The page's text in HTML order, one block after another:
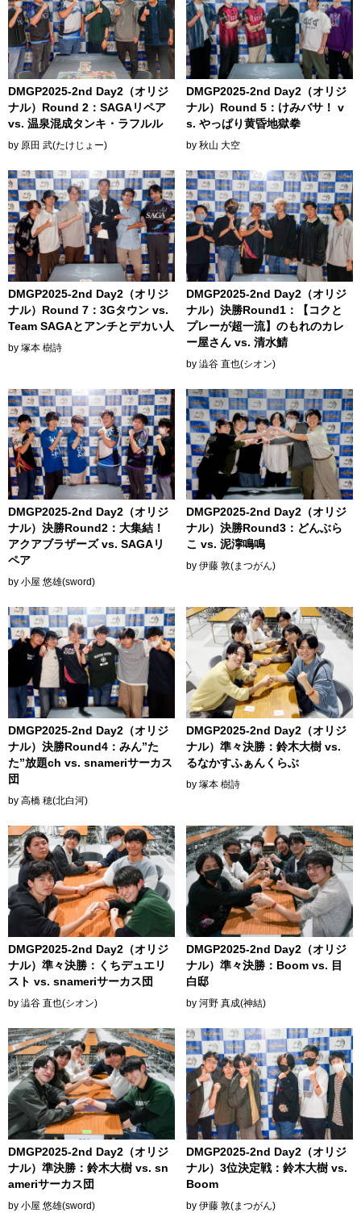
DMGP2025-2nd Day2（オリジ
ナル）Round 2：SAGAリペア
vs. 温泉混成タンキ・ラフルル
by 原田 武(たけじょー)
DMGP2025-2nd Day2（オリジ
ナル）Round 5：けみバサ！ v
s. やっぱり黄昏地獄拳
by 秋山 大空
DMGP2025-2nd Day2（オリジ
ナル）Round 7：3Gタウン vs.
Team SAGAとアンチとデカい人
by 塚本 樹詩
DMGP2025-2nd Day2（オリジ
ナル）決勝Round1：【コクと
プレーが超一流】のもれのカレ
ー屋さん vs. 清水鯖
by 澁谷 直也(シオン)
DMGP2025-2nd Day2（オリジ
ナル）決勝Round2：大集結！
アクアブラザーズ vs. SAGAリ
ペア
by 小屋 悠雄(sword)
DMGP2025-2nd Day2（オリジ
ナル）決勝Round3：どんぶら
こ vs. 泥濘鳴鳴
by 伊藤 敦(まつがん)
DMGP2025-2nd Day2（オリジ
ナル）決勝Round4：みん”た
た”放題ch vs. snameriサーカス
団
by 高橋 穂(北白河)
DMGP2025-2nd Day2（オリジ
ナル）準々決勝：鈴木大樹 vs.
るなかすふぁんくらぶ
by 塚本 樹詩
DMGP2025-2nd Day2（オリジ
ナル）準々決勝：くちデュエリ
スト vs. snameriサーカス団
by 澁谷 直也(シオン)
DMGP2025-2nd Day2（オリジ
ナル）準々決勝：Boom vs. 目
白邸
by 河野 真成(神結)
DMGP2025-2nd Day2（オリジ
ナル）準決勝：鈴木大樹 vs. sn
ameriサーカス団
by 小屋 悠雄(sword)
DMGP2025-2nd Day2（オリジ
ナル）3位決定戦：鈴木大樹 vs.
Boom
by 伊藤 敦(まつがん)